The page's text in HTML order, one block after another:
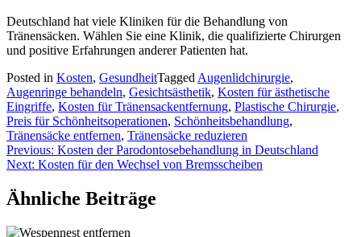
Deutschland hat viele Kliniken für die Behandlung von
Tränensäcken. Wählen Sie eine Klinik, die qualifizierte Chirurgen
und positive Erfahrungen anderer Patienten hat.
Posted in Kosten, GesundheitTagged Augenlidchirurgie,
Augenringe behandeln, Gesichtsästhetik, Kosten für ästhetische
Eingriffe, Kosten für Tränensackentfernung, Plastische Chirurgie,
Preis für Schönheitsoperationen, Schönheitsbehandlung,
Tränensäcke entfernen, Tränensäcke reduzieren
Beitragsnavigation
Previous: Kosten der Parodontosebehandlung in Deutschland
Next: Kosten für den Wechsel von Bremsscheiben
Ähnliche Beiträge